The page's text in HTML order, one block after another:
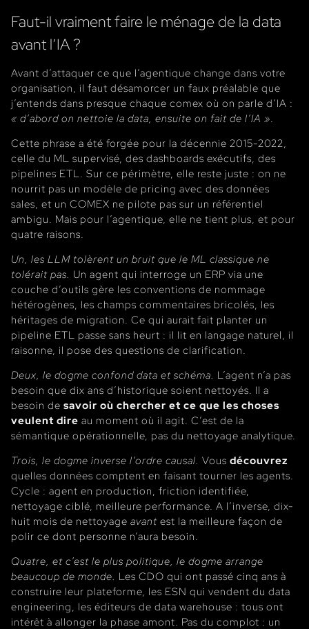
Faut-il vraiment faire le ménage de la data
avant l’IA ?
Avant d’attaquer ce que l’agentique change dans votre
organisation, il faut désamorcer un faux préalable que
j’entends dans presque chaque comex où on parle d’IA :
« d’abord on nettoie la data, ensuite on fait de l’IA ».
Cette phrase a été forgée pour la décennie 2015-2022,
celle du ML supervisé, des dashboards exécutifs, des
pipelines ETL. Sur ce périmètre, elle reste juste : on ne
nourrit pas un modèle de pricing avec des données
sales, et un COMEX ne pilote pas sur un référentiel
ambigu. Mais pour l’agentique, elle ne tient plus, et pour
quatre raisons.
Un, les LLM tolèrent un bruit que le ML classique ne
tolérait pas. Un agent qui interroge un ERP via une
couche d’outils gère les conventions de nommage
hétérogènes, les champs commentaires bricolés, les
héritages de migration. Ce qui aurait fait planter un
pipeline ETL passe sans heurt : il lit en langage naturel, il
raisonne, il pose des questions de clarification.
Deux, le dogme confond data et schéma. L’agent n’a pas
besoin que dix ans d’historique soient nettoyés. Il a
besoin de savoir où chercher et ce que les choses
veulent dire au moment où il agit. C’est de la
sémantique opérationnelle, pas du nettoyage analytique.
Trois, le dogme inverse l’ordre causal. Vous découvrez
quelles données comptent en faisant tourner les agents.
Cycle : agent en production, friction identifiée,
nettoyage ciblé, meilleure performance. A l’inverse, dix-
huit mois de nettoyage avant est la meilleure façon de
polir ce dont personne n’aura besoin.
Quatre, et c’est le plus politique, le dogme arrange
beaucoup de monde. Les CDO qui ont passé cinq ans à
construire leur plateforme, les ESN qui vendent du data
engineering, les éditeurs de data warehouse : tous ont
intérêt à allonger la phase amont. Pas du complot : un